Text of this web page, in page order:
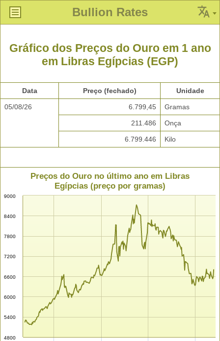
Bullion Rates
Gráfico dos Preços do Ouro em 1 ano
em Libras Egípcias (EGP)
Data Preço (fechado) Unidade
05/08/26 6.799,45 Gramas
211.486 Onça
6.799.446 Kilo
Preços do Ouro no último ano em Libras
Egípcias (preço por gramas)
4800
5400
6000
6600
7200
7800
8400
9000